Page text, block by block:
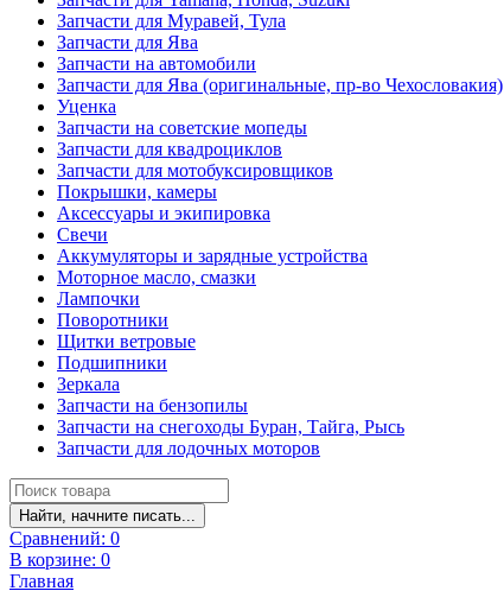
Запчасти для Муравей, Тула
Запчасти для Ява
Запчасти на автомобили
Запчасти для Ява (оригинальные, пр-во Чехословакия)
Уценка
Запчасти на советские мопеды
Запчасти для квадроциклов
Запчасти для мотобуксировщиков
Покрышки, камеры
Аксессуары и экипировка
Свечи
Аккумуляторы и зарядные устройства
Моторное масло, смазки
Лампочки
Поворотники
Щитки ветровые
Подшипники
Зеркала
Запчасти на бензопилы
Запчасти на снегоходы Буран, Тайга, Рысь
Запчасти для лодочных моторов
Найти, начните писать...
Сравнений: 0
В корзине: 0
Главная